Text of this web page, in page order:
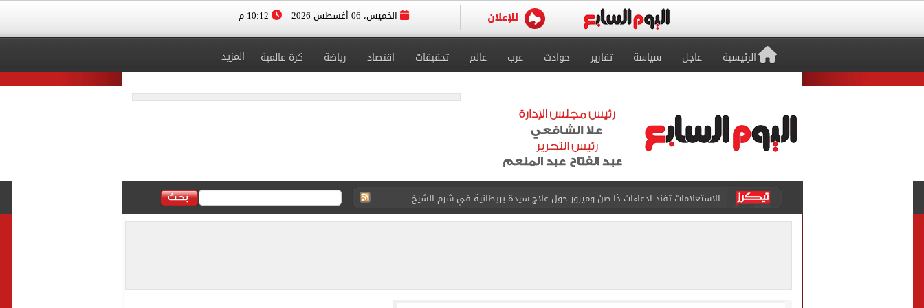
الخميس، 06 أغسطس 2026
الرئيسية عاجل سياسة تقارير حوادث عرب عالم تحقيقات اقتصاد رياضة كرة عالمية المزيد
حكم تصوير الحوادث والمشاجرات ونشرها على مواقع التواصل
محمد هنيدي فى رسالة مؤثرة بعد وفاة شقيقه: إمبارح فقدت أخ وكان حواليا ألف أخ
القومي لتنظيم الاتصالات يعلن إعادة إتاحة خدمة أرقامي عبر تطبيق My NTRA